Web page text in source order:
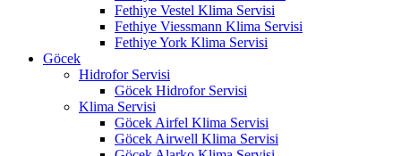
Fethiye Vestel Klima Servisi
Fethiye Viessmann Klima Servisi
Fethiye York Klima Servisi
Göcek
Hidrofor Servisi
Göcek Hidrofor Servisi
Klima Servisi
Göcek Airfel Klima Servisi
Göcek Airwell Klima Servisi